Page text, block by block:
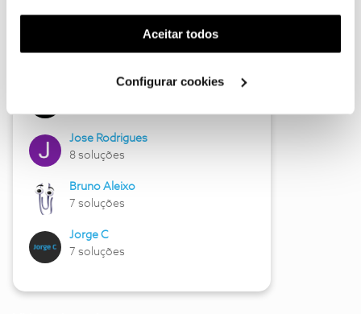
funcionalidade) e adaptar anúncios aos seus interesses
(cookies de publicidade personalizada). Pode gerir a
utilização dos cookies clicando em "Configurar
Aceitar todos
Configurar cookies
Hall of Fame de junho
Jose Rodrigues
8 soluções
Bruno Aleixo
7 soluções
Jorge C
7 soluções